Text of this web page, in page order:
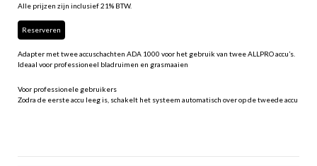
Alle prijzen zijn inclusief 21% BTW.
Reserveren
Adapter met twee accuschachten ADA 1000 voor het gebruik van twee ALLPRO accu’s.
Ideaal voor professioneel bladruimen en grasmaaien
Voor professionele gebruikers
Zodra de eerste accu leeg is, schakelt het systeem automatisch over op de tweede accu